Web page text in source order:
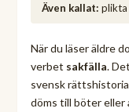
Även kallat: plikta
När du läser äldre
verbet sakfälla.
svensk
döms till böter eller